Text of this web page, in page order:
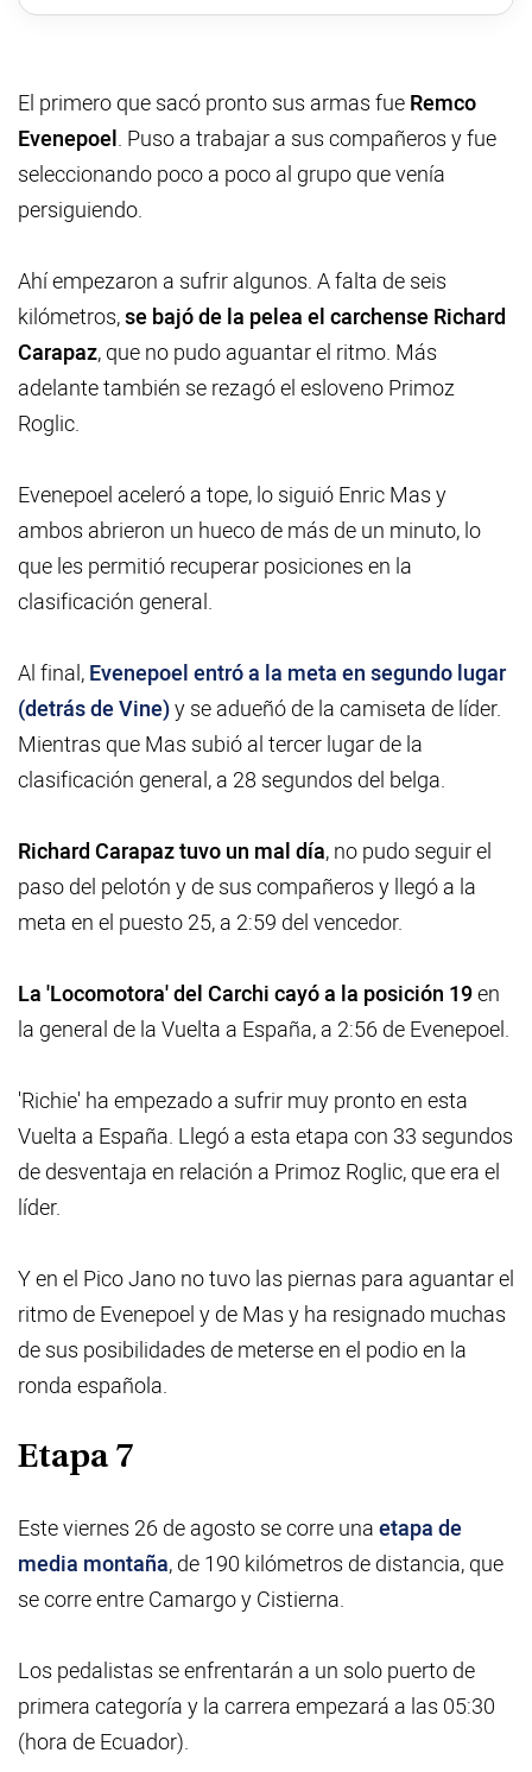
El primero que sacó pronto sus armas fueRemco
Evenepoel. Puso a trabajar a sus compañeros y fue
seleccionando poco a poco al grupo que venía
persiguiendo.
Ahí empezaron a sufrir algunos. A falta de seis
kilómetros,se bajó de la pelea el carchense Richard
Carapaz, que no pudo aguantar el ritmo. Más
adelante también se rezagó el esloveno Primoz
Roglic.
Evenepoel aceleró a tope, lo siguió Enric Mas y
ambos abrieron un hueco de más de un minuto, lo
que les permitió recuperar posiciones en la
clasificación general.
Al final,Evenepoel entró a la meta en segundo lugar
(detrás de Vine)y se adueñó de la camiseta de líder.
Mientras que Mas subió al tercer lugar de la
clasificación general, a 28 segundos del belga.
Richard Carapaz tuvo un mal día, no pudo seguir el
paso del pelotón y de sus compañeros y llegó a la
meta en el puesto 25, a 2:59 del vencedor.
La 'Locomotora' del Carchi cayó a la posición 19en
la general de la Vuelta a España, a 2:56 de Evenepoel.
'Richie' ha empezado a sufrir muy pronto en esta
Vuelta a España. Llegó a esta etapa con 33 segundos
de desventaja en relación a Primoz Roglic, que era el
líder.
Y en el Pico Jano no tuvo las piernas para aguantar el
ritmo de Evenepoel y de Mas y ha resignado muchas
de sus posibilidades de meterse en el podio en la
ronda española.
Etapa 7
Este viernes 26 de agosto se corre unaetapa de
media montaña, de 190 kilómetros de distancia, que
se corre entre Camargo y Cistierna.
Los pedalistas se enfrentarán a un solo puerto de
primera categoría y la carrera empezará a las 05:30
(hora de Ecuador).